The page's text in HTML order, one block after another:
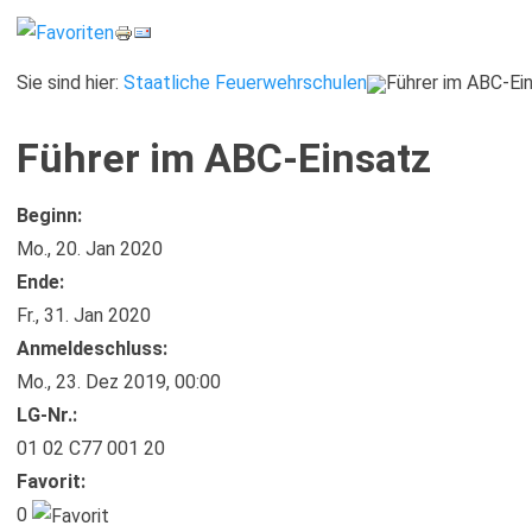
Sie sind hier: Staatliche Feuerwehrschulen Führer im ABC-
Führer im ABC-Einsatz
Beginn:
Mo., 20. Jan 2020
Ende:
Fr., 31. Jan 2020
Anmelde​schluss:
Mo., 23. Dez 2019, 00:00
LG-Nr.:
01 02 C77 001 20
Favorit:
0